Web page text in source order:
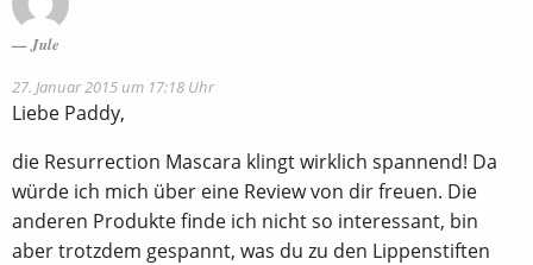
Jule
27. Januar 2015 um 17:18 Uhr
Liebe Paddy,
die Resurrection Mascara klingt wirklich spannend! Da
würde ich mich über eine Review von dir freuen. Die
anderen Produkte finde ich nicht so interessant, bin
aber trotzdem gespannt, was du zu den Lippenstiften